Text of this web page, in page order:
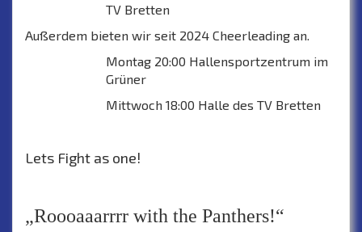
TV Bretten
Außerdem bieten wir seit 2024 Cheerleading an.
Montag 20:00 Hallensportzentrum im
Grüner
Mittwoch 18:00 Halle des TV Bretten
Lets Fight as one!
„Roooaaarrrr with the Panthers!“